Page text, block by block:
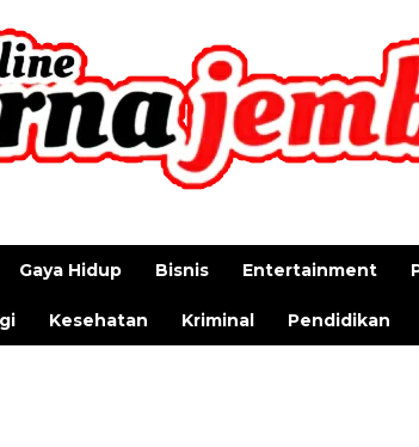
Gaya Hidup Bisnis Entertainment
Kesehatan Kriminal Pendidikan